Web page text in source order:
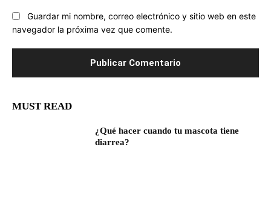
Guardar mi nombre, correo electrónico y sitio web en este
navegador la próxima vez que comente.
MUST READ
¿Qué hacer cuando tu mascota tiene
diarrea?